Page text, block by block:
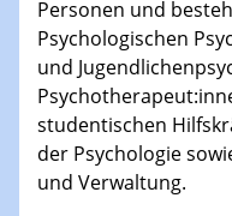
Personen und
Psychologischen
und
studentischen
der Psychologie
und Verwaltung.